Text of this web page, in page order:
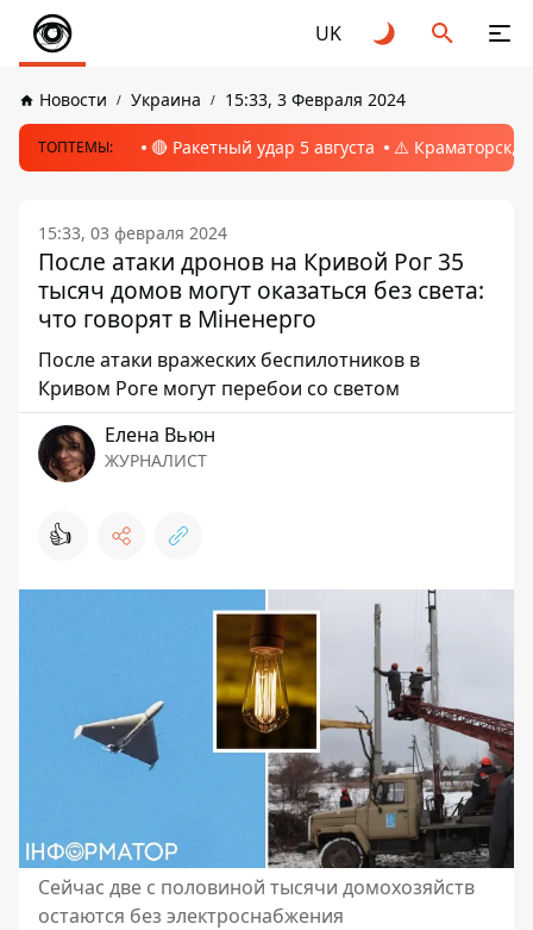
UK
Новости Украина 15:33, 3 Февраля 2024
ТОПТЕМЫ: 🔴 Ракетный удар 5 августа ⚠️ Краматорск,
15:33, 03 февраля 2024
После атаки дронов на Кривой Рог 35
тысяч домов могут оказаться без света:
что говорят в Міненерго
После атаки вражеских беспилотников в
Кривом Роге могут перебои со светом
Елена Вьюн
ЖУРНАЛИСТ
👍
Сейчас две с половиной тысячи домохозяйств
остаются без электроснабжения